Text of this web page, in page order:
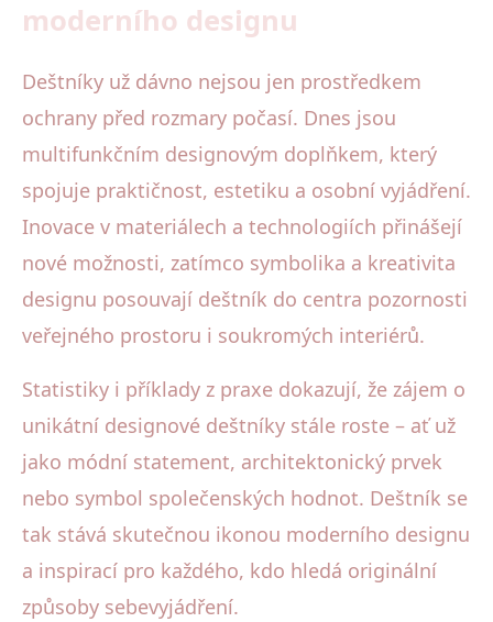
moderního designu
Deštníky už dávno nejsou jen prostředkem
ochrany před rozmary počasí. Dnes jsou
multifunkčním designovým doplňkem, který
spojuje praktičnost, estetiku a osobní vyjádření.
Inovace v materiálech a technologiích přinášejí
nové možnosti, zatímco symbolika a kreativita
designu posouvají deštník do centra pozornosti
veřejného prostoru i soukromých interiérů.
Statistiky i příklady z praxe dokazují, že zájem o
unikátní designové deštníky stále roste – ať už
jako módní statement, architektonický prvek
nebo symbol společenských hodnot. Deštník se
tak stává skutečnou ikonou moderního designu
a inspirací pro každého, kdo hledá originální
způsoby sebevyjádření.